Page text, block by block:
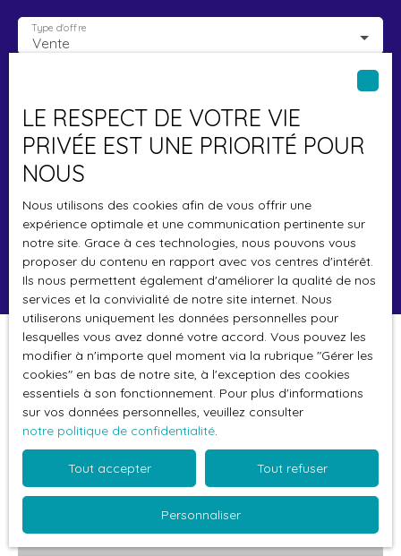
Blog
Parrainage
Vente
Type d'offre
Chambray-lès-Tours (37170)
Localisation
Budget max (€)
Surface min (m²)
Rechercher
Pertinence
Trier par Créer une alerte
LE RESPECT DE VOTRE VIE
PRIVÉE EST UNE PRIORITÉ POUR
NOUS
Nous utilisons des cookies afin de vous offrir une
expérience optimale et une communication pertinente sur
notre site. Grace à ces technologies, nous pouvons vous
proposer du contenu en rapport avec vos centres d'intérêt.
Ils nous permettent également d'améliorer la qualité de nos
services et la convivialité de notre site internet. Nous
utiliserons uniquement les données personnelles pour
lesquelles vous avez donné votre accord. Vous pouvez les
modifier à n'importe quel moment via la rubrique ″Gérer les
cookies″ en bas de notre site, à l'exception des cookies
essentiels à son fonctionnement. Pour plus d'informations
sur vos données personnelles, veuillez consulter
notre politique de confidentialité.
Tout accepter Tout refuser
Personnaliser